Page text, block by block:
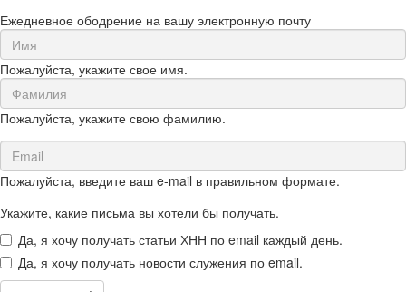
Ежедневное ободрение на вашу электронную почту
First
Name
(required)
Пожалуйста, укажите свое имя.
Last
Name
(required)
Пожалуйста, укажите свою фамилию.
Email
(required)
Пожалуйста, введите ваш e-mail в правильном формате.
Укажите, какие письма вы хотели бы получать.
Да, я хочу получать статьи ХНН по email каждый день.
Да, я хочу получать новости служения по email.